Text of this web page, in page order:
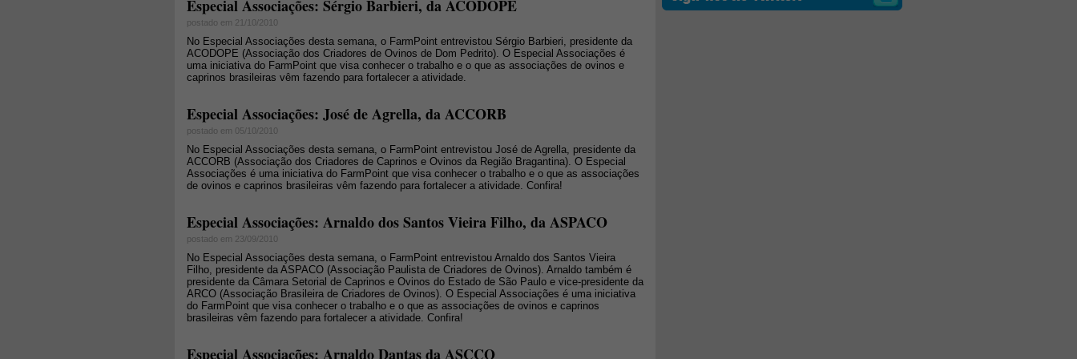
Especial Associações: Sérgio Barbieri, da ACODOPE
postado em 21/10/2010
No Especial Associações desta semana, o FarmPoint entrevistou Sérgio Barbieri, presidente da
ACODOPE (Associação dos Criadores de Ovinos de Dom Pedrito). O Especial Associações é
uma iniciativa do FarmPoint que visa conhecer o trabalho e o que as associações de ovinos e
caprinos brasileiras vêm fazendo para fortalecer a atividade.
Especial Associações: José de Agrella, da ACCORB
postado em 05/10/2010
No Especial Associações desta semana, o FarmPoint entrevistou José de Agrella, presidente da
ACCORB (Associação dos Criadores de Caprinos e Ovinos da Região Bragantina). O Especial
Associações é uma iniciativa do FarmPoint que visa conhecer o trabalho e o que as associações
de ovinos e caprinos brasileiras vêm fazendo para fortalecer a atividade. Confira!
Especial Associações: Arnaldo dos Santos Vieira Filho, da ASPACO
postado em 23/09/2010
No Especial Associações desta semana, o FarmPoint entrevistou Arnaldo dos Santos Vieira
Filho, presidente da ASPACO (Associação Paulista de Criadores de Ovinos). Arnaldo também é
presidente da Câmara Setorial de Caprinos e Ovinos do Estado de São Paulo e vice-presidente da
ARCO (Associação Brasileira de Criadores de Ovinos). O Especial Associações é uma iniciativa
do FarmPoint que visa conhecer o trabalho e o que as associações de ovinos e caprinos
brasileiras vêm fazendo para fortalecer a atividade. Confira!
Especial Associações: Arnaldo Dantas da ASCCO